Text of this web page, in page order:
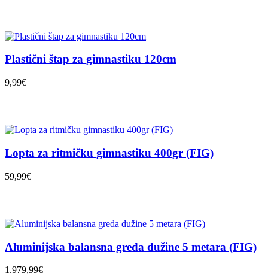
Plastični štap za gimnastiku 120cm
9,99€
Lopta za ritmičku gimnastiku 400gr (FIG)
59,99€
Aluminijska balansna greda dužine 5 metara (FIG)
1.979,99€